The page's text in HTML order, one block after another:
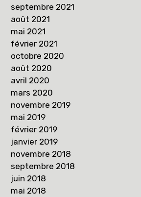
septembre 2021
août 2021
mai 2021
février 2021
octobre 2020
août 2020
avril 2020
mars 2020
novembre 2019
mai 2019
février 2019
janvier 2019
novembre 2018
septembre 2018
juin 2018
mai 2018